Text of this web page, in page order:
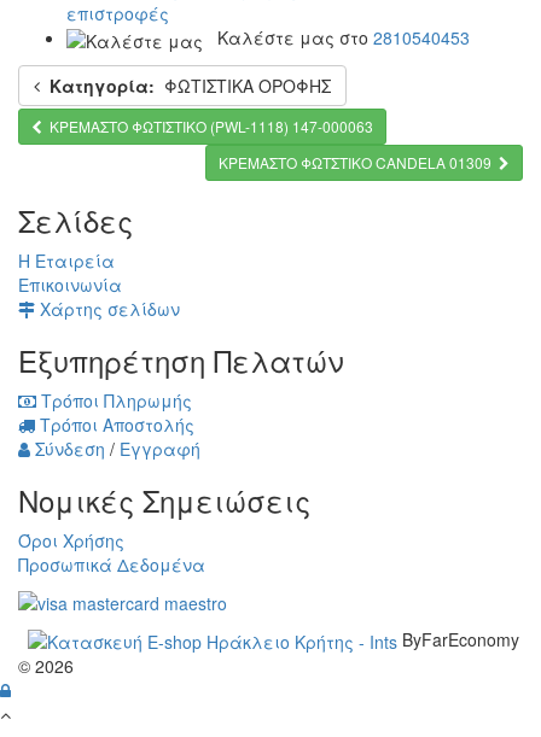
επιστροφές
Καλέστε μας στο 2810540453
Κατηγορία: ΦΩΤΙΣΤΙΚΑ ΟΡΟΦΗΣ
ΚΡΕΜΑΣΤΟ ΦΩΤΙΣΤΙΚΟ (PWL-1118) 147-000063
ΚΡΕΜΑΣΤΟ ΦΩΤΣΤΙΚΟ CANDELA 01309
Σελίδες
Η Εταιρεία
Επικοινωνία
Χάρτης σελίδων
Εξυπηρέτηση Πελατών
Τρόποι Πληρωμής
Τρόποι Αποστολής
Σύνδεση / Εγγραφή
Νομικές Σημειώσεις
Όροι Χρήσης
Προσωπικά Δεδομένα
ByFarEconomy
© 2026